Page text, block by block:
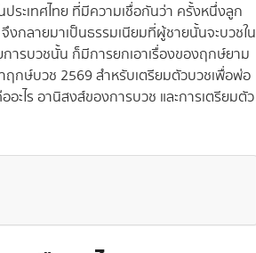
ะเทศไทย ที่มีความเชื่อกันว่า ครั้งหนึ่งลูก
กลายมาเป็นธรรมเนียมที่ผู้ชายนั้นจะบวชใน
รบวชนั้น ก็มีการยกเอาเรื่องของฤกษ์ยาม
กษ์บวช 2569 สำหรับเตรียมตัวบวชเพื่อพ่อ
ะไร อานิสงส์ของการบวช และการเตรียมตัว